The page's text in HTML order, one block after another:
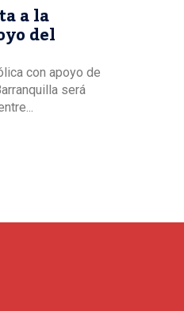
a la
del
con apoyo de
será